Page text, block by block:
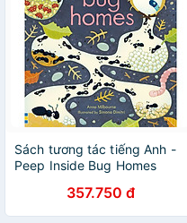
Sách tương tác tiếng Anh -
Peep Inside Bug Homes
357.750 đ